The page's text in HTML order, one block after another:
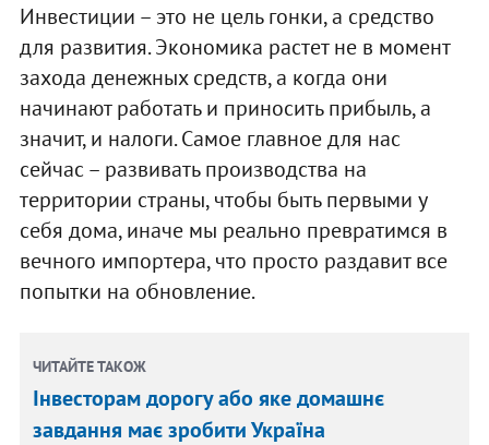
Инвестиции – это не цель гонки, а средство
для развития. Экономика растет не в момент
захода денежных средств, а когда они
начинают работать и приносить прибыль, а
значит, и налоги. Самое главное для нас
сейчас – развивать производства на
территории страны, чтобы быть первыми у
себя дома, иначе мы реально превратимся в
вечного импортера, что просто раздавит все
попытки на обновление.
ЧИТАЙТЕ ТАКОЖ
Інвесторам дорогу або яке домашнє
завдання має зробити Україна